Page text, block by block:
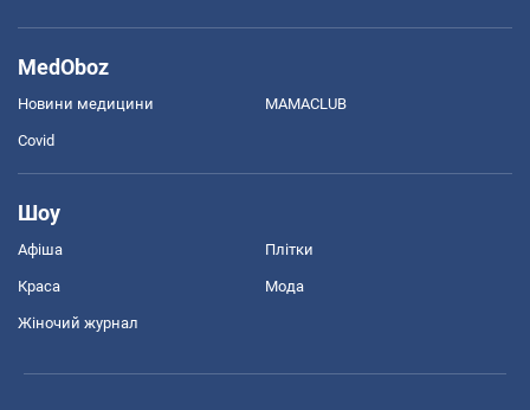
MedOboz
Новини медицини MAMACLUB
Covid
Шоу
Афіша Плітки
Краса Мода
Жіночий журнал